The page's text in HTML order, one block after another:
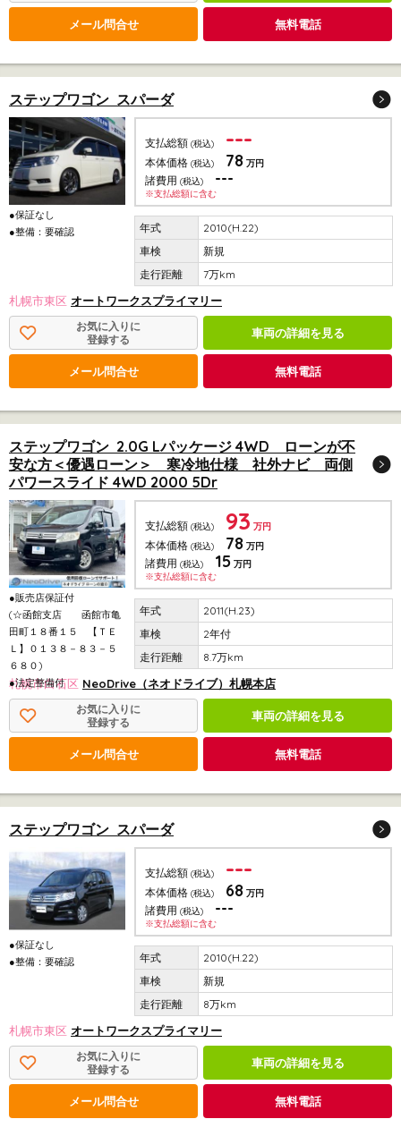
メール問合せ 無料電話
ステップワゴン スパーダ
●保証なし
●整備：要確認
支払総額 (税込) ---
本体価格 (税込) 78 万円
諸費用 (税込) ---
※支払総額に含む
2010(H.22)
新規
7万km
札幌市東区 オートワークスプライマリー
お気に入りに
登録する
車両の詳細を見る
メール問合せ 無料電話
ステップワゴン 2.0G Lパッケージ 4WD ローンが不
安な方＜優遇ローン＞ 寒冷地仕様 社外ナビ 両側
パワースライド 4WD 2000 5Dr
●販売店保証付
(☆函館支店 函館市亀
田町１８番１５ 【ＴＥ
Ｌ】０１３８－８３－５
６８０)
●法定整備付
支払総額 (税込) 93 万円
本体価格 (税込) 78 万円
諸費用 (税込) 15 万円
※支払総額に含む
2011(H.23)
2年付
8.7万km
札幌市白石区 NeoDrive（ネオドライブ）札幌本店
お気に入りに
登録する
車両の詳細を見る
メール問合せ 無料電話
ステップワゴン スパーダ
●保証なし
●整備：要確認
支払総額 (税込) ---
本体価格 (税込) 68 万円
諸費用 (税込) ---
※支払総額に含む
2010(H.22)
新規
8万km
札幌市東区 オートワークスプライマリー
お気に入りに
登録する
車両の詳細を見る
メール問合せ 無料電話